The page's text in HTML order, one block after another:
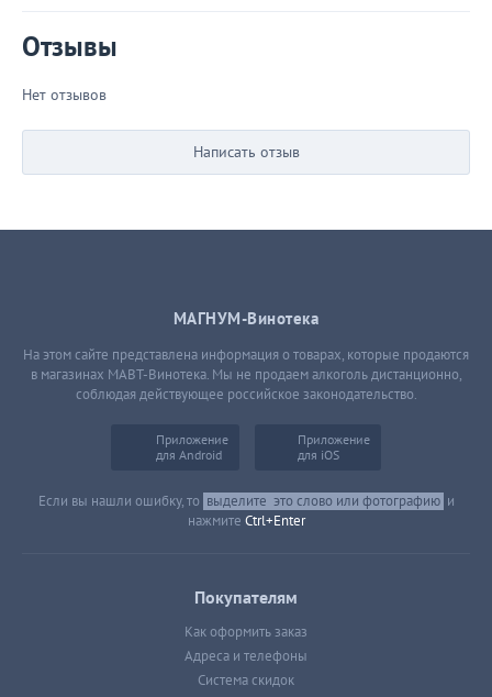
Отзывы
Нет отзывов
Написать отзыв
МАГНУМ-Винотека
На этом сайте представлена информация о товарах, которые продаются
в магазинах МАВТ-Винотека. Мы не продаем алкоголь дистанционно,
соблюдая действующее российское законодательство.
Приложение
для Android
Приложение
для iOS
Если вы нашли ошибку, то выделите это слово или фотографию и
нажмите Ctrl+Enter
Покупателям
Как оформить заказ
Адреса и телефоны
Система скидок